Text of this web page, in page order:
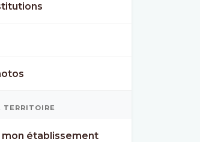
TERRITOIRE
établissement